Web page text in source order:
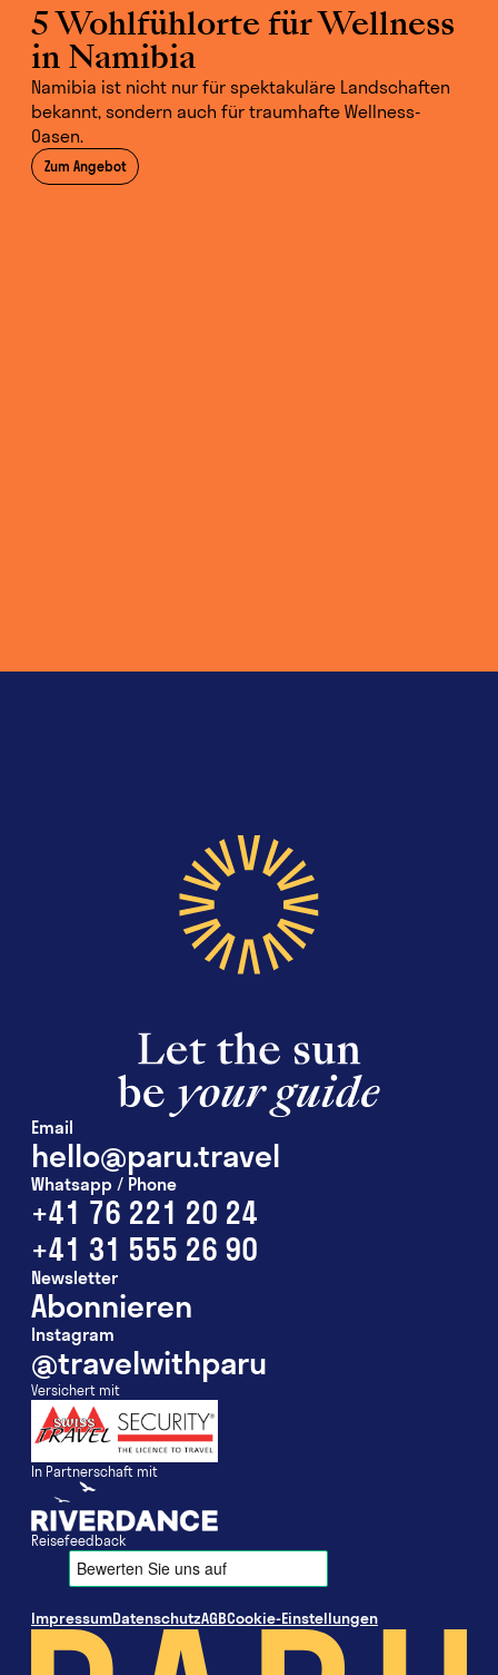
5 Wohlfühlorte für Wellness
in Namibia
Namibia ist nicht nur für spektakuläre Landschaften
bekannt, sondern auch für traumhafte Wellness-
Oasen.
Zum Angebot
Email
hello@paru.travel
Whatsapp / Phone
+41 76 221 20 24
+41 31 555 26 90
Newsletter
Abonnieren
Instagram
@travelwithparu
Versichert mit
In Partnerschaft mit
Reisefeedback
ImpressumDatenschutzAGBCookie-Einstellungen